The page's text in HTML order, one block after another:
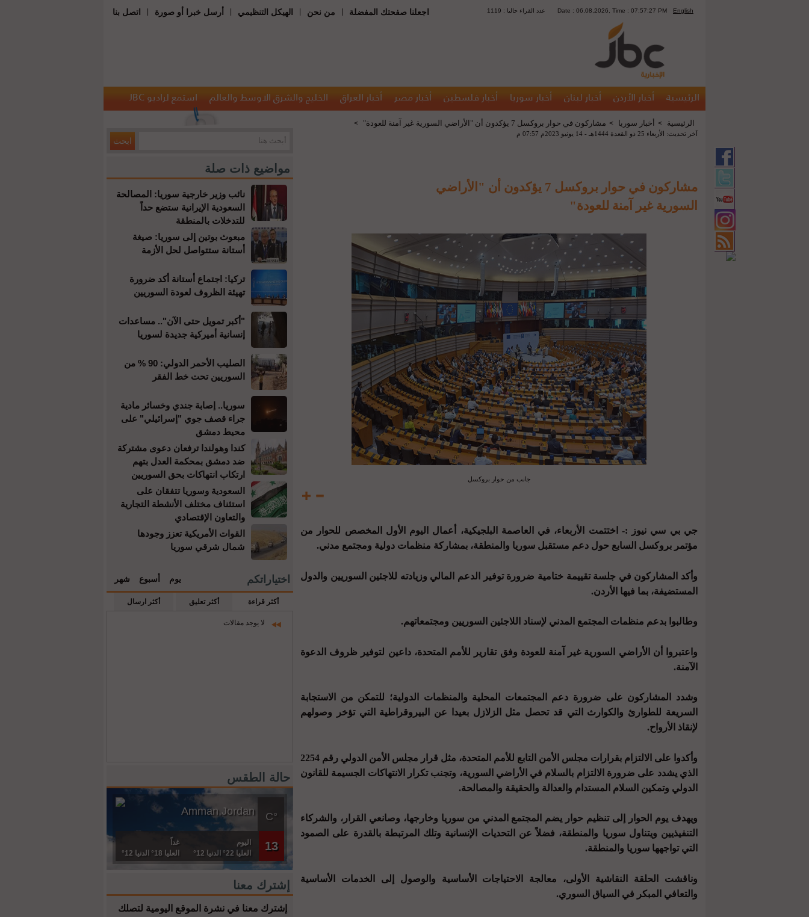
اجعلنا صفحتك المفضلة من نحن الهيكل التنظيمي أرسل خبرا أو صورة اتصل بنا English
Date : 06,08,2026, Time : 07:57:27 PM 1119 : عدد القراء حاليا
الرئيسية أخبار الأردن أخبار لبنان أخبار سوريا أخبار فلسطين أخبار مصر أخبار العراق الخليج والشرق الاوسط والعالم استمع لراديو JBC
مواضيع ذات صلة
نائب وزير خارجية سوريا: المصالحة
السعودية الإيرانية ستضع حداً
للتدخلات بالمنطقة
مبعوث بوتين إلى سوريا: صيغة
أستانة ستتواصل لحل الأزمة
تركيا: اجتماع أستانة أكد ضرورة
تهيئة الظروف لعودة السوريين
"أكبر تمويل حتى الآن".. مساعدات
إنسانية أميركية جديدة لسوريا
الصليب الأحمر الدولي: 90 % من
السوريين تحت خط الفقر
سوريا.. إصابة جندي وخسائر مادية
جراء قصف جوي "إسرائيلي" على
محيط دمشق
كندا وهولندا ترفعان دعوى مشتركة
ضد دمشق بمحكمة العدل بتهم
ارتكاب انتهاكات بحق السوريين
السعودية وسوريا تتفقان على
استئناف مختلف الأنشطة التجارية
والتعاون الإقتصادي
القوات الأمريكية تعزز وجودها
شمال شرقي سوريا
اختياراتكم يوم أسبوع شهر
أكثر قراءة أكثر تعليق أكثر ارسال
لا يوجد مقالات
حالة الطقس
°C
Amman,Jordan
13
اليوم
العليا 22° الدنيا 12°
غداً
العليا 18° الدنيا 12°
إشترك معنا
إشترك معنا في نشرة الموقع اليومية لتصلك
الرئيسية > أخبار سوريا > مشاركون في حوار بروكسل 7 يؤكدون أن "الأراضي السورية غير آمنة للعودة" >
آخر تحديث: الأربعاء 25 ذو القعدة 1444هـ - 14 يونيو 2023م 07:57 م
مشاركون في حوار بروكسل 7 يؤكدون أن "الأراضي
السورية غير آمنة للعودة"
جانب من حوار بروكسل
جي بي سي نيوز :- اختتمت الأربعاء، في العاصمة البلجيكية، أعمال اليوم الأول المخصص للحوار من
مؤتمر بروكسل السابع حول دعم مستقبل سوريا والمنطقة، بمشاركة منظمات دولية ومجتمع مدني.
وأكد المشاركون في جلسة تقييمة ختامية ضرورة توفير الدعم المالي وزيادته للاجئين السوريين والدول
المستضيفة، بما فيها الأردن.
وطالبوا بدعم منظمات المجتمع المدني لإسناد اللاجئين السوريين ومجتمعاتهم.
واعتبروا أن الأراضي السورية غير آمنة للعودة وفق تقارير للأمم المتحدة، داعين لتوفير ظروف الدعوة
الآمنة.
وشدد المشاركون على ضرورة دعم المجتمعات المحلية والمنظمات الدولية؛ للتمكن من الاستجابة
السريعة للطوارئ والكوارث التي قد تحصل مثل الزلازل بعيدا عن البيروقراطية التي تؤخر وصولهم
لإنقاذ الأرواح.
وأكدوا على الالتزام بقرارات مجلس الأمن التابع للأمم المتحدة، مثل قرار مجلس الأمن الدولي رقم 2254
الذي يشدد على ضرورة الالتزام بالسلام في الأراضي السورية، وتجنب تكرار الانتهاكات الجسيمة للقانون
الدولي وتمكين السلام المستدام والعدالة والحقيقة والمصالحة.
ويهدف يوم الحوار إلى تنظيم حوار يضم المجتمع المدني من سوريا وخارجها، وصانعي القرار، والشركاء
التنفيذيين ويتناول سوريا والمنطقة، فضلاً عن التحديات الإنسانية وتلك المرتبطة بالقدرة على الصمود
التي تواجهها سوريا والمنطقة.
وناقشت الحلقة النقاشية الأولى، معالجة الاحتياجات الأساسية والوصول إلى الخدمات الأساسية
والتعافي المبكر في السياق السوري.